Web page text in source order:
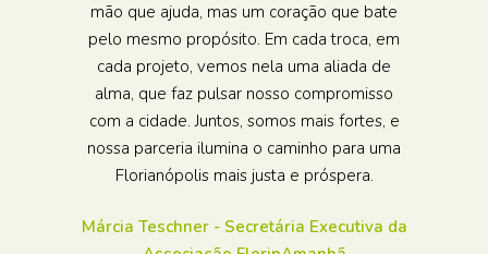
mão que ajuda, mas um coração que bate
pelo mesmo propósito. Em cada troca, em
cada projeto, vemos nela uma aliada de
alma, que faz pulsar nosso compromisso
com a cidade. Juntos, somos mais fortes, e
nossa parceria ilumina o caminho para uma
Florianópolis mais justa e próspera.
Márcia Teschner - Secretária Executiva da